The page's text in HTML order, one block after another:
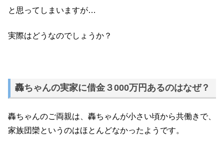
と思ってしまいますが…
実際はどうなのでしょうか？
轟ちゃんの実家に借金３000万円あるのはなぜ？
轟ちゃんのご両親は、轟ちゃんが小さい頃から共働きで、
家族団欒というのはほとんどなかったようです。